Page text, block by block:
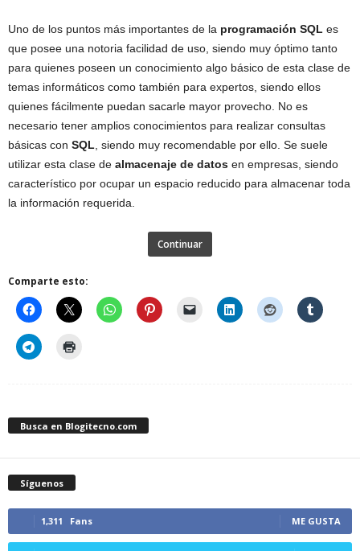
Uno de los puntos más importantes de la programación SQL es
que posee una notoria facilidad de uso, siendo muy óptimo tanto
para quienes poseen un conocimiento algo básico de esta clase de
temas informáticos como también para expertos, siendo ellos
quienes fácilmente puedan sacarle mayor provecho. No es
necesario tener amplios conocimientos para realizar consultas
básicas con SQL , siendo muy recomendable por ello. Se suele
utilizar esta clase de almacenaje de datos en empresas, siendo
característico por ocupar un espacio reducido para almacenar toda
la información requerida.
Continuar
Comparte esto:
Busca en Blogitecno.com
Síguenos
1,311 Fans ME GUSTA